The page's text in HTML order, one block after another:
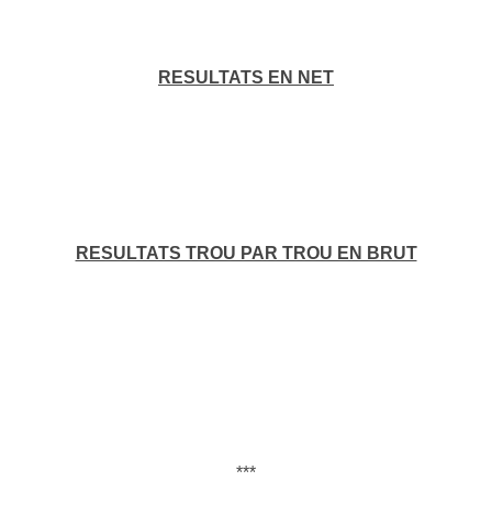
RESULTATS EN NET
RESULTATS TROU PAR TROU EN BRUT
***